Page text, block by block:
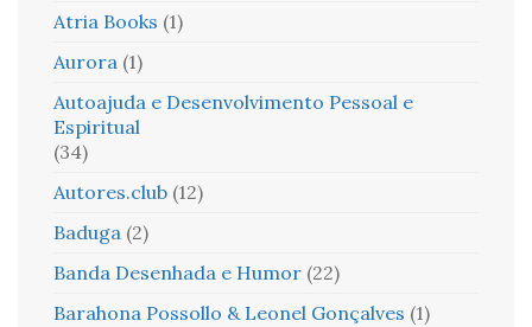
Atria Books (1)
Aurora (1)
Autoajuda e Desenvolvimento Pessoal e
Espiritual
(34)
Autores.club (12)
Baduga (2)
Banda Desenhada e Humor (22)
Barahona Possollo & Leonel Gonçalves (1)